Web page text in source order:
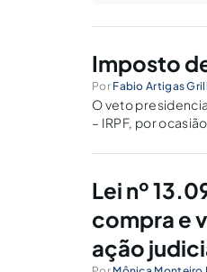
Imposto
Por Fabio Artigas
O veto
– IRPF, por
Lei nº
compra e
ação